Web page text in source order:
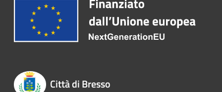
Città di Bresso